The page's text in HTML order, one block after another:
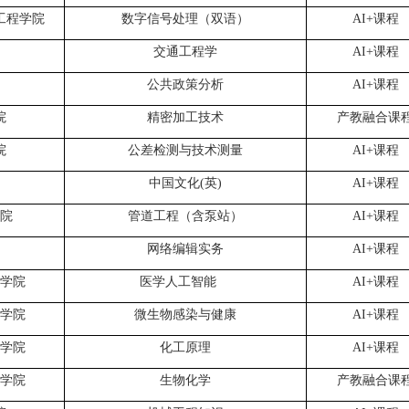
程学院 数字信号处理（双语） AI+课程
交通工程学 AI+课程
公共政策分析 AI+课程
精密加工技术 产教融合课
公差检测与技术测量 AI+课程
中国文化(英) AI+课程
管道工程（含泵站） AI+课程
网络编辑实务 AI+课程
院 医学人工智能 AI+课程
院 微生物感染与健康 AI+课程
院 化工原理 AI+课程
院 生物化学 产教融合课